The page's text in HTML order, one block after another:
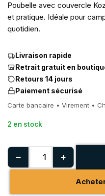
Poubelle avec couvercle
et pratique. Idéale pour
quotidien.
Livraison rapide
Retrait gratuit en
Retours 14 jours
Paiement sécurisé
Carte bancaire • Virement •
2 en stock
− +